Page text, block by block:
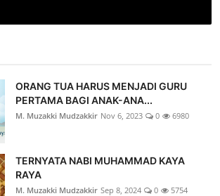
ORANG TUA HARUS MENJADI GURU
PERTAMA BAGI ANAK-ANA...
M. Muzakki Mudzakkir Nov 6, 2023 0 6980
TERNYATA NABI MUHAMMAD KAYA
RAYA
M. Muzakki Mudzakkir Sep 8, 2024 0 5754